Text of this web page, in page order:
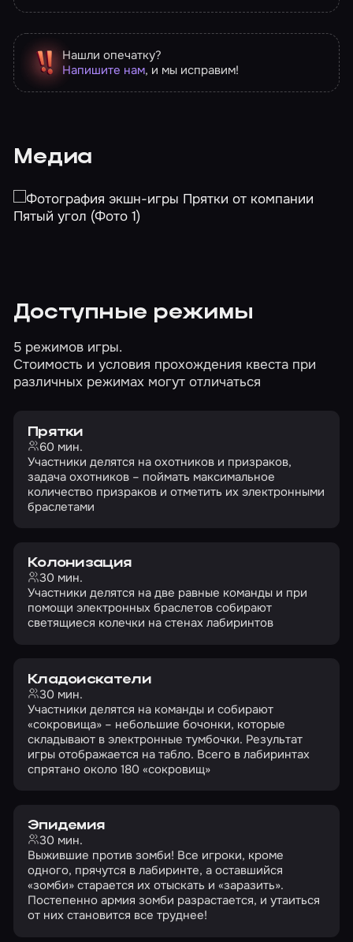
Нашли опечатку?
Напишите нам, и мы исправим!
Медиа
Доступные режимы
5 режимов игры.
Стоимость и условия прохождения квеста при
различных режимах могут отличаться
Прятки
60 мин.
Участники делятся на охотников и призраков,
задача охотников – поймать максимальное
количество призраков и отметить их электронными
браслетами
Колонизация
30 мин.
Участники делятся на две равные команды и при
помощи электронных браслетов собирают
светящиеся колечки на стенах лабиринтов
Кладоискатели
30 мин.
Участники делятся на команды и собирают
«сокровища» – небольшие бочонки, которые
складывают в электронные тумбочки. Результат
игры отображается на табло. Всего в лабиринтах
спрятано около 180 «сокровищ»
Эпидемия
30 мин.
Выжившие против зомби! Все игроки, кроме
одного, прячутся в лабиринте, а оставшийся
«зомби» старается их отыскать и «заразить».
Постепенно армия зомби разрастается, и утаиться
от них становится все труднее!